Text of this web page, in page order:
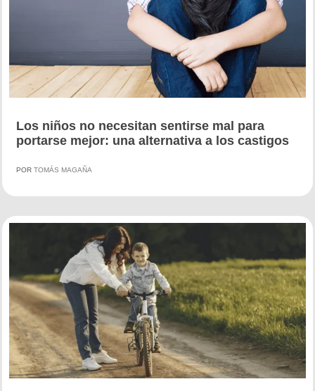
Los niños no necesitan sentirse mal para
portarse mejor: una alternativa a los castigos
POR TOMÁS MAGAÑA